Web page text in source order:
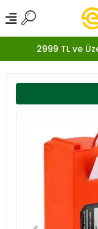
2999 TL ve